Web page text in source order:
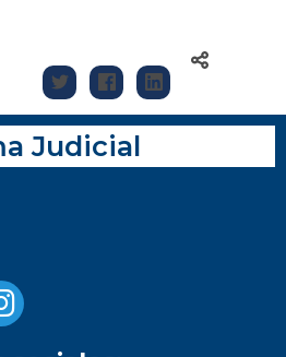
Judicial